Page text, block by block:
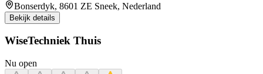
Bonserdyk, 8601 ZE Sneek, Nederland
Bekijk details
WiseTechniek Thuis
Nu open